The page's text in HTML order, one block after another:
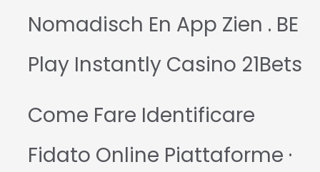
Nomadisch En App Zien . BE
Play Instantly Casino 21Bets
Come Fare Identificare
Fidato Online Piattaforme ·